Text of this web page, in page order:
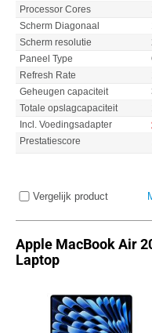
Processor Cores
Scherm Diagonaal
Scherm resolutie
Paneel Type
Refresh Rate
Geheugen capaciteit
Totale opslagcapaciteit
Incl. Voedingsadapter
Prestatiescore
Vergelijk product
Apple MacBook Air
Laptop